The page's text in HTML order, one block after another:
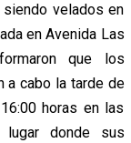
velados en
en Avenida Las
que los
a cabo la tarde de
horas en las
lugar donde sus